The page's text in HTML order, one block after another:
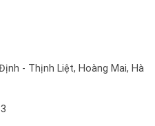
- Thịnh Liệt, Hoàng Mai, Hà